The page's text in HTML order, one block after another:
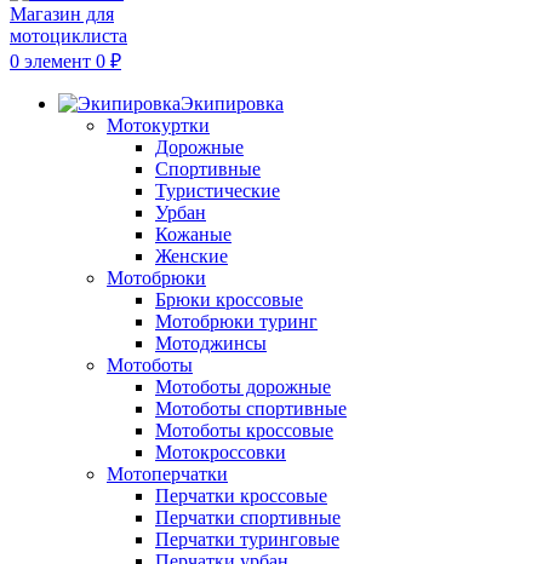
0 элемент 0 ₽
Экипировка
Мотокуртки
Дорожные
Спортивные
Туристические
Урбан
Кожаные
Женские
Мотобрюки
Брюки кроссовые
Мотобрюки туринг
Мотоджинсы
Мотоботы
Мотоботы дорожные
Мотоботы спортивные
Мотоботы кроссовые
Мотокроссовки
Мотоперчатки
Перчатки кроссовые
Перчатки спортивные
Перчатки туринговые